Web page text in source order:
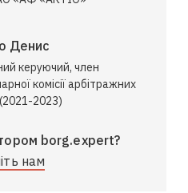
Денис
керуючий, член
комісії арбітражних
2023)
borg.expert?
нам